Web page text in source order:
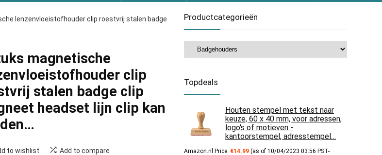
lenzenvloeistofhouder clip roestvrij stalen badge
magnetische
clip
stalen badge clip
headset lijn clip kan
to wishlist Add to compare
Productcategorieën
Topdeals
Houten stempel met tekst naar
keuze, 60 x 40 mm, voor adressen,
logo's of motieven -
kantoorstempel, adresstempel…
Amazon.nl Price: €14.99 (as of 10/04/2023 03:56 PST-